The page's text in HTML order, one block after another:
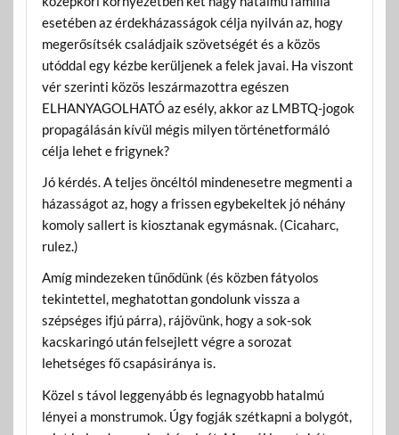
esetében az érdekházasságok célja nyilván az, hogy
megerősítsék családjaik szövetségét és a közös
utóddal egy kézbe kerüljenek a felek javai. Ha viszont
vér szerinti közös leszármazottra egészen
ELHANYAGOLHATÓ az esély, akkor az LMBTQ-jogok
propagálásán kívül mégis milyen történetformáló
célja lehet e frigynek?
Jó kérdés. A teljes öncéltól mindenesetre megmenti a
házasságot az, hogy a frissen egybekeltek jó néhány
komoly sallert is kiosztanak egymásnak. (Cicaharc,
rulez.)
Amíg mindezeken tűnődünk (és közben fátyolos
tekintettel, meghatottan gondolunk vissza a
szépséges ifjú párra), rájövünk, hogy a sok-sok
kacskaringó után felsejlett végre a sorozat
lehetséges fő csapásiránya is.
Közel s távol leggenyább és legnagyobb hatalmú
lényei a monstrumok. Úgy fogják szétkapni a bolygót,